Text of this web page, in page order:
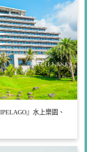
』水上樂園、